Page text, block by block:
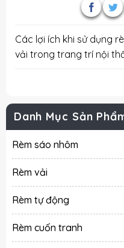
Các lợi ích khi sử dụng
vải trong trang trí nội
Danh Mục Sản
Rèm sáo nhôm
Rèm vải
Rèm tự động
Rèm cuốn tranh